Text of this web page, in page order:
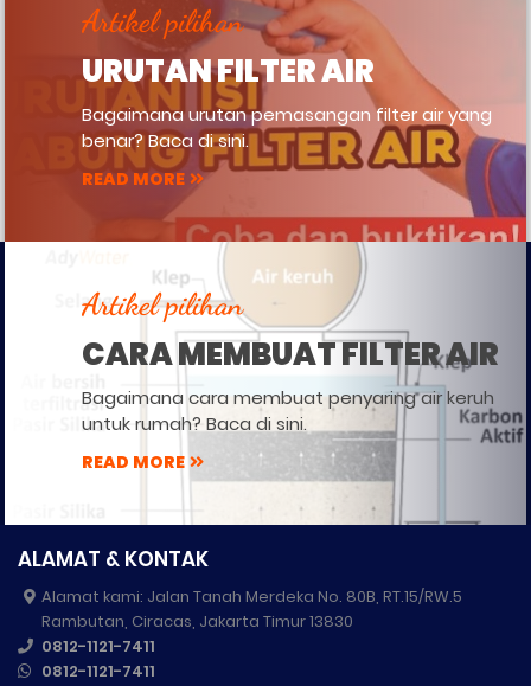
Artikel pilihan
URUTAN FILTER AIR
Bagaimana urutan pemasangan filter air yang
benar? Baca di sini.
READ MORE
Artikel pilihan
CARA MEMBUAT FILTER AIR
Bagaimana cara membuat penyaring air keruh
untuk rumah? Baca di sini.
READ MORE
ALAMAT & KONTAK
Alamat kami: Jalan Tanah Merdeka No. 80B, RT.15/RW.5
Rambutan, Ciracas, Jakarta Timur 13830
0812-1121-7411
0812-1121-7411